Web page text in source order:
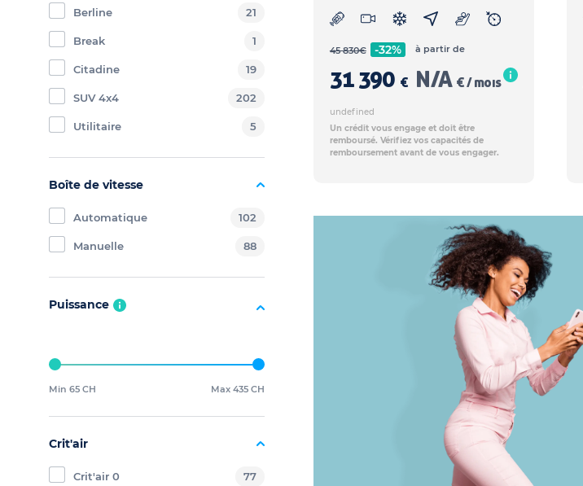
Berline 21
Break 1
Citadine 19
SUV 4x4 202
Utilitaire 5
Boîte de vitesse
Automatique 102
Manuelle 88
Puissance
Min 65 CH Max 435 CH
Crit'air
Crit'air 0 77
45 830€ -32%
31 390 €
à partir de
N/A € / mois
undefined
Un crédit vous engage et doit être
remboursé. Vérifiez vos capacités de
remboursement avant de vous engager.